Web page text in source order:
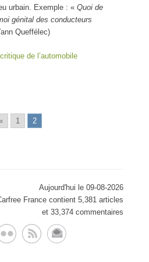
urbain. Exemple : « Quoi de
génital des conducteurs
Queffélec)
de l’automobile
1 2
Aujourd'hui le 09-08-2026
France contient 5,381 articles
et 33,374 commentaires